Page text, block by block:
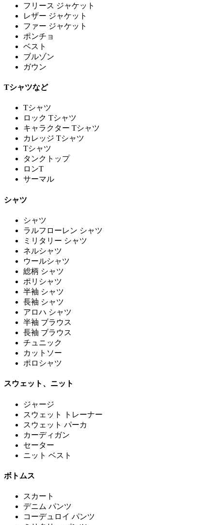
フリース ジャケット
レザー ジャケット
ファー ジャケット
ポンチョ
ベスト
ブルゾン
ガウン
Tシャツなど
Tシャツ
ロック Tシャツ
キャラクター Tシャツ
カレッジ Tシャツ
Tシャツ
タンクトップ
ロンT
サーマル
シャツ
シャツ
ラルフローレン シャツ
ミリタリー シャツ
ネルシャツ
ウールシャツ
総柄 シャツ
ポリシャツ
半袖 シャツ
長袖 シャツ
アロハ シャツ
半袖 ブラウス
長袖 ブラウス
チュニック
カットソー
ポロシャツ
スウェット、ニット
ジャージ
スウェット トレーナー
スウェット パーカ
カーディガン
セーター
ニット ベスト
ボトムス
スカート
デニム パンツ
コーデュロイ パンツ